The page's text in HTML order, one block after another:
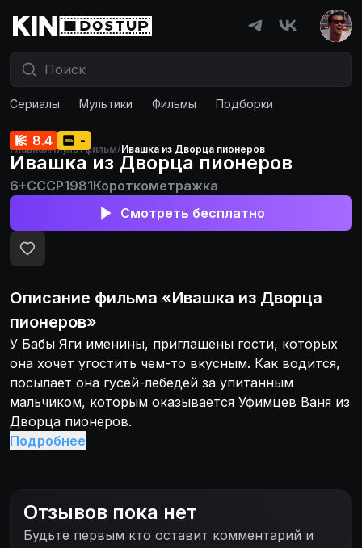
Сериалы Мультики Фильмы Подборки
Главная/Мультфильм/Ивашка из Дворца пионеров
8.4 -
Ивашка из Дворца пионеров
6+СССР1981Короткометражка
Смотреть бесплатно
Описание фильма «Ивашка из Дворца
пионеров»
У Бабы Яги именины, приглашены гости, которых
она хочет угостить чем-то вкусным. Как водится,
посылает она гусей-лебедей за упитанным
мальчиком, которым оказывается Уфимцев Ваня из
Дворца пионеров.
Подробнее
Отзывов пока нет
Будьте первым кто оставит комментарий и